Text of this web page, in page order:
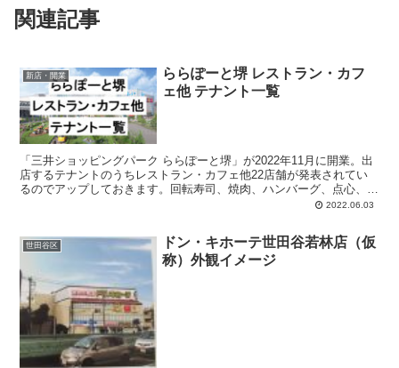
関連記事
新店・開業
ららぽーと堺 レストラン・カフ
ェ他 テナント一覧
「三井ショッピングパーク ららぽーと堺」が2022年11月に開業。出
店するテナントのうちレストラン・カフェ他22店舗が発表されてい
るのでアップしておきます。回転寿司、焼肉、ハンバーグ、点心、中
華料理、韓国料理、洋食、お好み焼き、鉄板焼き、焼きそば、ハンバ
2022.06.03
世田谷区
ドン・キホーテ世田谷若林店（仮
称）外観イメージ